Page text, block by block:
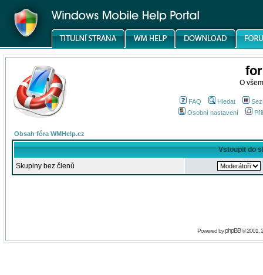
O
FAQ Hledat
Osobní nastavení
Obsah fóra WMHelp.cz
Vstoupit do
Skupiny bez členů
Powered byphpBB© 2001,